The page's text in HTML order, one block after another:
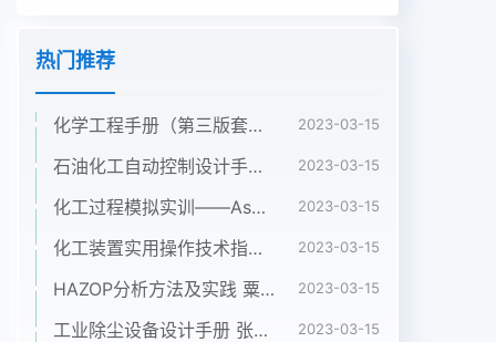
热门推荐
化学工程手册（第三版套装5册第1卷2卷3卷4卷5卷）袁渭康 王静康 费维扬 欧阳平凯 著 2023-03-15
石油化工自动控制设计手册（第四版） 黄步余 化工出版社 2020年 2023-03-15
化工过程模拟实训——Aspen Plus教程（第二版）孙兰义 化学工业出版社 2017年 2023-03-15
化工装置实用操作技术指南 韩文光2001年化学工业出版社 2023-03-15
HAZOP分析方法及实践 粟镇宇 化学工业出版社2018年 2023-03-15
工业除尘设备设计手册 张殿印 申丽 化工出版社 2012年 2023-03-15